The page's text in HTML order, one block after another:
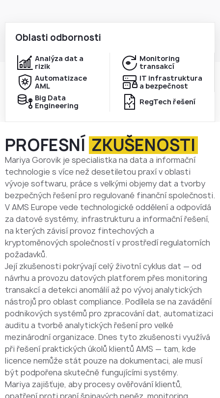
Oblasti odbornosti
Analýza dat a
rizik
Monitoring
transakcí
Automatizace
AML
IT infrastruktura
a bezpečnost
Big Data
Engineering
RegTech řešení
PROFESNÍ ZKUŠENOSTI
Mariya Gorovik je specialistka na data a informační
technologie s více než desetiletou praxí v oblasti
vývoje softwaru, práce s velkými objemy dat a tvorby
bezpečných řešení pro regulované finanční společnosti.
V AMS Europe vede technologické oddělení a odpovídá
za datové systémy, infrastrukturu a informační řešení,
na kterých závisí provoz fintechových a
kryptoměnových společností v prostředí regulatorních
požadavků.
Její zkušenosti pokrývají celý životní cyklus dat — od
návrhu a provozu datových platforem přes monitoring
transakcí a detekci anomálií až po vývoj analytických
nástrojů pro oblast compliance. Podílela se na zavádění
podnikových systémů pro zpracování dat, automatizaci
auditu a tvorbě analytických řešení pro velké
mezinárodní organizace. Dnes tyto zkušenosti využívá
při řešení praktických úkolů klientů AMS — tam, kde
licence nemůže stát pouze na dokumentaci, ale musí
být podpořena skutečně fungujícími systémy.
Mariya zajišťuje, aby procesy ověřování klientů,